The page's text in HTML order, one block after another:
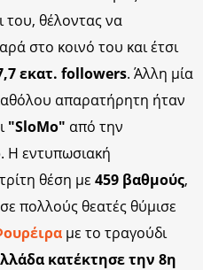
του, θέλοντας να
στο κοινό του και έτσι
εκατ. followers. Άλλη μία
απαρατήρητη ήταν
"SloMo" από την
. Η εντυπωσιακή
θέση με 459 βαθμούς,
πολλούς θεατές θύμισε
με το τραγούδι
κατέκτησε την 8η